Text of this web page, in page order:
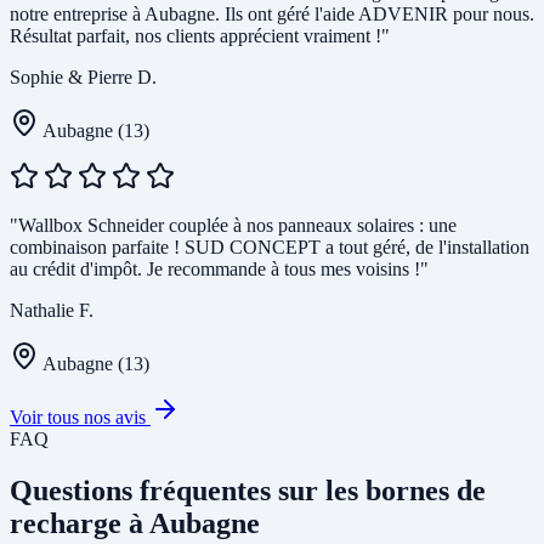
notre entreprise à Aubagne. Ils ont géré l'aide ADVENIR pour nous.
Résultat parfait, nos clients apprécient vraiment !"
Sophie & Pierre D.
Aubagne (13)
"Wallbox Schneider couplée à nos panneaux solaires : une
combinaison parfaite ! SUD CONCEPT a tout géré, de l'installation
au crédit d'impôt. Je recommande à tous mes voisins !"
Nathalie F.
Aubagne (13)
Voir tous nos avis
FAQ
Questions fréquentes sur les bornes de
recharge à Aubagne